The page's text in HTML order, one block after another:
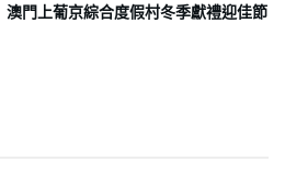
澳門上葡京綜合度假村冬季獻禮迎佳節